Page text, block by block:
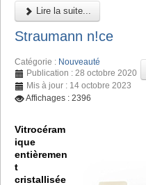
Lire la suite...
Straumann n!ce
Catégorie : Nouveauté
Publication : 28 octobre 2020
Mis à jour : 14 octobre 2023
Affichages : 2396
Vitrocéram
ique
entièremen
t
cristallisée